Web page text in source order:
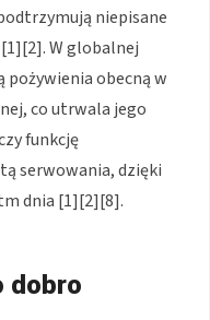
niepisane
W globalnej
obecną w
co utrwala jego
funkcję
serwowania, dzięki
dnia [1][2][8].
dobro